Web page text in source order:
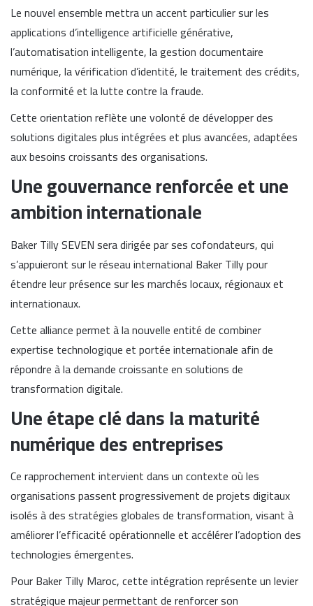
Le nouvel ensemble mettra un accent particulier sur les
applications d’intelligence artificielle générative,
l’automatisation intelligente, la gestion documentaire
numérique, la vérification d’identité, le traitement des crédits,
la conformité et la lutte contre la fraude.
Cette orientation reflète une volonté de développer des
solutions digitales plus intégrées et plus avancées, adaptées
aux besoins croissants des organisations.
Une gouvernance renforcée et une
ambition internationale
Baker Tilly SEVEN sera dirigée par ses cofondateurs, qui
s’appuieront sur le réseau international Baker Tilly pour
étendre leur présence sur les marchés locaux, régionaux et
internationaux.
Cette alliance permet à la nouvelle entité de combiner
expertise technologique et portée internationale afin de
répondre à la demande croissante en solutions de
transformation digitale.
Une étape clé dans la maturité
numérique des entreprises
Ce rapprochement intervient dans un contexte où les
organisations passent progressivement de projets digitaux
isolés à des stratégies globales de transformation, visant à
améliorer l’efficacité opérationnelle et accélérer l’adoption des
technologies émergentes.
Pour Baker Tilly Maroc, cette intégration représente un levier
stratégique majeur permettant de renforcer son